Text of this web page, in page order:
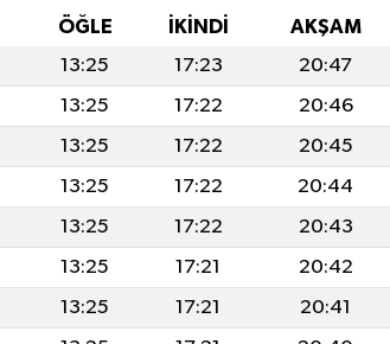
ÖĞLE İKINDI AKŞAM
13:25 17:23 20:47
13:25 17:22 20:46
13:25 17:22 20:45
13:25 17:22 20:44
13:25 17:22 20:43
13:25 17:21 20:42
13:25 17:21 20:41